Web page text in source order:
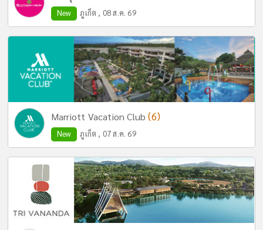
New ภูเก็ต , 08 ส.ค. 69
Marriott Vacation Club(6)
New ภูเก็ต , 07 ส.ค. 69